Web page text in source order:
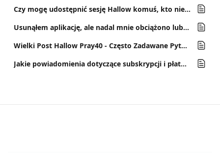
Czy mogę udostępnić sesję Hallow komuś, kto nie korzysta z aplikacji?
Usunąłem aplikację, ale nadal mnie obciążono lub wysłano maila!
Wielki Post Hallow Pray40 - Często Zadawane Pytania
Jakie powiadomienia dotyczące subskrypcji i płatności mogę otrzymać od Hallow?